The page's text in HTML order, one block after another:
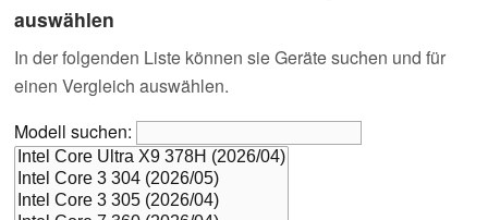
auswählen
In der folgenden Liste können sie Geräte suchen und für
einen Vergleich auswählen.
Modell suchen: